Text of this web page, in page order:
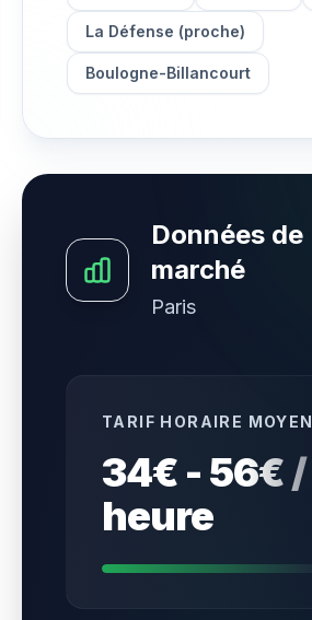
La Défense (proche)
Boulogne-Billancourt
Données de
marché
Paris
TARIF HORAIRE MOYEN
34€ - 56€ /
heure